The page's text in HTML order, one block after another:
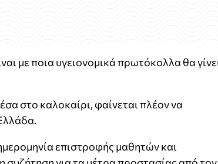
με ποια υγειονομικά πρωτόκολλα θα
στο καλοκαίρι, φαίνεται πλέον να
επιστροφής μαθητών και